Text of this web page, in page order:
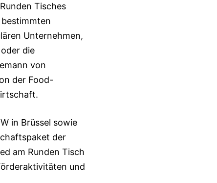
Tisches
Unternehmen,
die
von
der Food-
in Brüssel sowie
der
am Runden Tisch
und